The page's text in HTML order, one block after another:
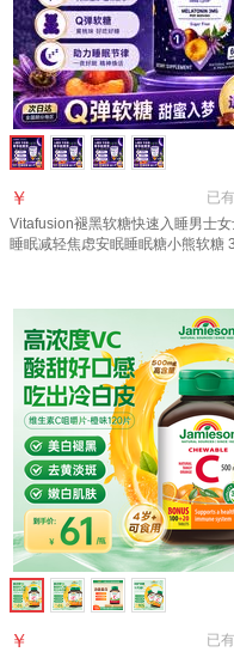
已有
￥
Vitafusion褪黑软糖快速入睡男士
睡眠减轻焦虑安眠睡眠糖小熊软糖
已有
￥